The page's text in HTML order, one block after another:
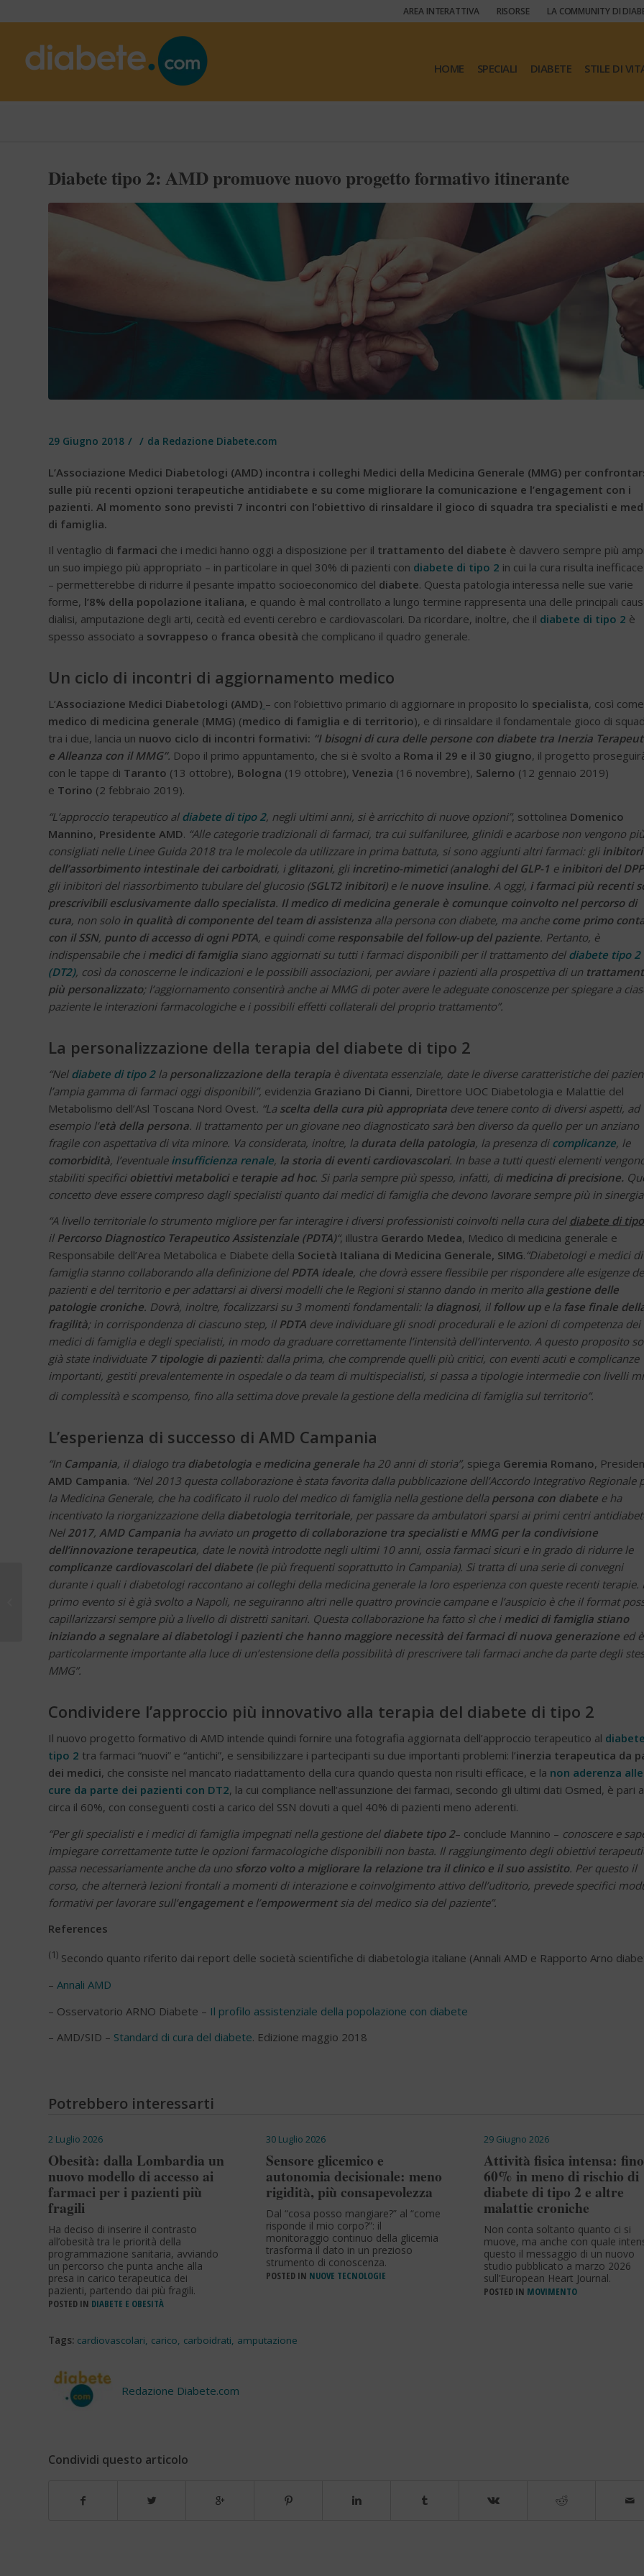
AREA INTERATTIVA RISORSE LA COMMUNITY DI
HOME SPECIALI DIABETE STILE DI
Diabete tipo 2: AMD promuove nuovo progetto formativo itinerante
29 Giugno 2018 / / da Redazione Diabete.com
L’Associazione Medici Diabetologi (AMD) incontra i colleghi Medici della Medicina Generale (MMG) per
sulle più recenti opzioni terapeutiche antidiabete e su come migliorare la comunicazione e l’engagement con i
pazienti. Al momento sono previsti 7 incontri con l’obiettivo di rinsaldare il gioco di squadra tra specialisti e
di famiglia.
Il ventaglio di farmaci che i medici hanno oggi a disposizione per il trattamento del diabete è davvero sempre più
un suo impiego più appropriato – in particolare in quel 30% di pazienti con diabete di tipo 2 in cui la cura risulta
– permetterebbe di ridurre il pesante impatto socioeconomico del diabete. Questa patologia interessa nelle sue varie
forme, l’8% della popolazione italiana, e quando è mal controllato a lungo termine rappresenta una delle principali
dialisi, amputazione degli arti, cecità ed eventi cerebro e cardiovascolari. Da ricordare, inoltre, che il diabete di tipo 2 è
spesso associato a sovrappeso o franca obesità che complicano il quadro generale.
Un ciclo di incontri di aggiornamento medico
L’Associazione Medici Diabetologi (AMD) – con l’obiettivo primario di aggiornare in proposito lo specialista, così
medico di medicina generale (MMG) (medico di famiglia e di territorio), e di rinsaldare il fondamentale gioco di
tra i due, lancia un nuovo ciclo di incontri formativi: “I bisogni di cura delle persone con diabete tra Inerzia
e Alleanza con il MMG”. Dopo il primo appuntamento, che si è svolto a Roma il 29 e il 30 giugno, il progetto
con le tappe di Taranto (13 ottobre), Bologna (19 ottobre), Venezia (16 novembre), Salerno (12 gennaio 2019)
e Torino (2 febbraio 2019).
“L’approccio terapeutico al diabete di tipo 2, negli ultimi anni, si è arricchito di nuove opzioni”, sottolinea Domenico
Mannino, Presidente AMD. “Alle categorie tradizionali di farmaci, tra cui sulfaniluree, glinidi e acarbose non vengono più
consigliati nelle Linee Guida 2018 tra le molecole da utilizzare in prima battuta, si sono aggiunti altri farmaci: gli inibitori
dell’assorbimento intestinale dei carboidrati, i glitazoni, gli incretino-mimetici(analoghi del GLP-1 e inibitori del
gli inibitori del riassorbimento tubulare del glucosio (SGLT2 inibitori) e le nuove insuline. A oggi, i farmaci più recenti
prescrivibili esclusivamente dallo specialista. Il medico di medicina generale è comunque coinvolto nel percorso di
cura, non solo in qualità di componente del team di assistenza alla persona con diabete, ma anche come primo
con il SSN, punto di accesso di ogni PDTA, e quindi come responsabile del follow-up del paziente. Pertanto, è
indispensabile che i medici di famiglia siano aggiornati su tutti i farmaci disponibili per il trattamento del diabete tipo 2
(DT2), così da conoscerne le indicazioni e le possibili associazioni, per avviare i pazienti alla prospettiva di un
più personalizzato; l’aggiornamento consentirà anche ai MMG di poter avere le adeguate conoscenze per spiegare a
paziente le interazioni farmacologiche e i possibili effetti collaterali del proprio trattamento”.
La personalizzazione della terapia del diabete di tipo 2
“Nel diabete di tipo 2la personalizzazione della terapia è diventata essenziale, date le diverse caratteristiche dei
l’ampia gamma di farmaci oggi disponibili”, evidenzia Graziano Di Cianni, Direttore UOC Diabetologia e Malattie del
Metabolismo dell’Asl Toscana Nord Ovest. “La scelta della cura più appropriata deve tenere conto di diversi aspetti, ad
esempio l’età della persona. Il trattamento per un giovane neo diagnosticato sarà ben diverso da quello per un anziano
fragile con aspettativa di vita minore. Va considerata, inoltre, la durata della patologia, la presenza di complicanze, le
comorbidità, l’eventuale insufficienza renale, la storia di eventi cardiovascolari. In base a tutti questi elementi
stabiliti specifici obiettivi metabolicie terapie ad hoc. Si parla sempre più spesso, infatti, di medicina di precisione.
concetto deve essere compreso dagli specialisti quanto dai medici di famiglia che devono lavorare sempre più in
“A livello territoriale lo strumento migliore per far interagire i diversi professionisti coinvolti nella cura del diabete di
il Percorso Diagnostico Terapeutico Assistenziale (PDTA)“, illustra Gerardo Medea, Medico di medicina generale e
Responsabile dell’Area Metabolica e Diabete della Società Italiana di Medicina Generale, SIMG.“Diabetologi e medici di
famiglia stanno collaborando alla definizione del PDTA ideale, che dovrà essere flessibile per rispondere alle esigenze
pazienti e del territorio e per adattarsi ai diversi modelli che le Regioni si stanno dando in merito alla gestione delle
patologie croniche. Dovrà, inoltre, focalizzarsi su 3 momenti fondamentali: la diagnosi, il follow upe la fase finale
fragilità; in corrispondenza di ciascuno step, il PDTA deve individuare gli snodi procedurali e le azioni di competenza dei
medici di famiglia e degli specialisti, in modo da graduare correttamente l’intensità dell’intervento. A questo proposito
già state individuate 7 tipologie di pazienti: dalla prima, che comprende quelli più critici, con eventi acuti e complicanze
importanti, gestiti prevalentemente in ospedale o da team di multispecialisti, si passa a tipologie intermedie con livelli
di complessità e scompenso, fino alla settima dove prevale la gestione della medicina di famiglia sul territorio”.
L’esperienza di successo di AMD Campania
“In Campania, il dialogo tra diabetologia e medicina generale ha 20 anni di storia”, spiega Geremia Romano,
AMD Campania. “Nel 2013 questa collaborazione è stata favorita dalla pubblicazione dell’Accordo Integrativo Regionale
la Medicina Generale, che ha codificato il ruolo del medico di famiglia nella gestione della persona con diabete e ha
incentivato la riorganizzazione della diabetologia territoriale, per passare da ambulatori sparsi ai primi centri
Nel 2017, AMD Campania ha avviato un progetto di collaborazione tra specialisti e MMG per la condivisione
dell’innovazione terapeutica, date le novità introdotte negli ultimi 10 anni, ossia farmaci sicuri e in grado di ridurre le
complicanze cardiovascolari del diabete (le più frequenti soprattutto in Campania). Si tratta di una serie di convegni
durante i quali i diabetologi raccontano ai colleghi della medicina generale la loro esperienza con queste recenti terapie.
primo evento si è già svolto a Napoli, ne seguiranno altri nelle quattro provincie campane e l’auspicio è che il format
capillarizzarsi sempre più a livello di distretti sanitari. Questa collaborazione ha fatto sì che i medici di famiglia stiano
iniziando a segnalare ai diabetologi i pazienti che hanno maggiore necessità dei farmaci di nuova generazione ed è
particolarmente importante alla luce di un’estensione della possibilità di prescrivere tali farmaci anche da parte degli
MMG”.
Condividere l’approccio più innovativo alla terapia del diabete di tipo 2
Il nuovo progetto formativo di AMD intende quindi fornire una fotografia aggiornata dell’approccio terapeutico al diabete
tipo 2 tra farmaci “nuovi” e “antichi”, e sensibilizzare i partecipanti su due importanti problemi: l’inerzia terapeutica da
dei medici, che consiste nel mancato riadattamento della cura quando questa non risulti efficace, e la non aderenza alle
cure da parte dei pazienti con DT2, la cui compliance nell’assunzione dei farmaci, secondo gli ultimi dati Osmed, è pari a
circa il 60%, con conseguenti costi a carico del SSN dovuti a quel 40% di pazienti meno aderenti.
“Per gli specialisti e i medici di famiglia impegnati nella gestione del diabete tipo 2– conclude Mannino – conoscere e
impiegare correttamente tutte le opzioni farmacologiche disponibili non basta. Il raggiungimento degli obiettivi
passa necessariamente anche da uno sforzo volto a migliorare la relazione tra il clinico e il suo assistito. Per questo il
corso, che alternerà lezioni frontali a momenti di interazione e coinvolgimento attivo dell’uditorio, prevede specifici
formativi per lavorare sull’engagement e l’empowerment sia del medico sia del paziente”.
References
(1) Secondo quanto riferito dai report delle società scientifiche di diabetologia italiane (Annali AMD e Rapporto Arno
– Annali AMD
– Osservatorio ARNO Diabete – Il profilo assistenziale della popolazione con diabete
– AMD/SID – Standard di cura del diabete. Edizione maggio 2018
Potrebbero interessarti
2 Luglio 2026
Obesità: dalla Lombardia un
nuovo modello di accesso ai
farmaci per i pazienti più
fragili
Ha deciso di inserire il contrasto
all’obesità tra le priorità della
programmazione sanitaria, avviando
un percorso che punta anche alla
presa in carico terapeutica dei
pazienti, partendo dai più fragili.
POSTED IN DIABETE E OBESITÀ
30 Luglio 2026
Sensore glicemico e
autonomia decisionale: meno
rigidità, più consapevolezza
Dal “cosa posso mangiare?” al “come
risponde il mio corpo?”: il
monitoraggio continuo della glicemia
trasforma il dato in un prezioso
strumento di conoscenza.
POSTED IN NUOVE TECNOLOGIE
29 Giugno 2026
Attività fisica intensa:
60% in meno di rischio di
diabete di tipo 2 e altre
malattie croniche
Non conta soltanto quanto ci si
muove, ma anche con quale
questo il messaggio di un nuovo
studio pubblicato a marzo 2026
sull’European Heart Journal.
POSTED IN MOVIMENTO
Tags: cardiovascolari, carico, carboidrati, amputazione
Redazione Diabete.com
Condividi questo articolo
Roma, 2-3 luglio 2018:
Villaggio Cities
Changing Diabetes
Blue Circle